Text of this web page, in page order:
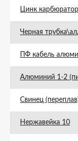
Цинк
Черная
ПФ кабель
Алюминий 1-2
Свинец
Нержавейка 10